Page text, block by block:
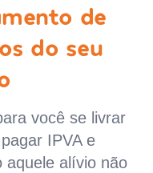
de
do seu
você se livrar
IPVA e
aquele alívio não